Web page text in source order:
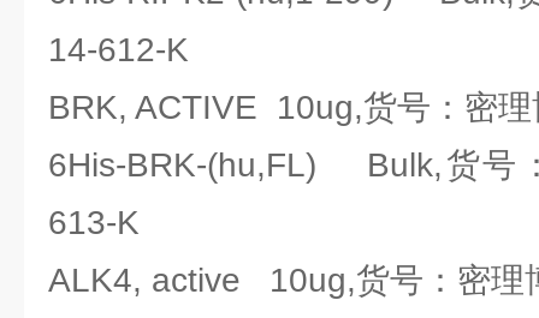
14-612-K
BRK, ACTIVE 10ug,货号：密
6His-BRK-(hu,FL) Bulk,货号
613-K
ALK4, active 10ug,货号：密理